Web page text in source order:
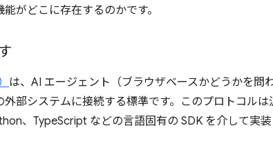
がどこに存在するのかです。
は、AI エージェント（ブラウザベースかどうかを問
部システムに接続する標準です。このプロトコル
、TypeScript などの言語固有の SDK を介して実装